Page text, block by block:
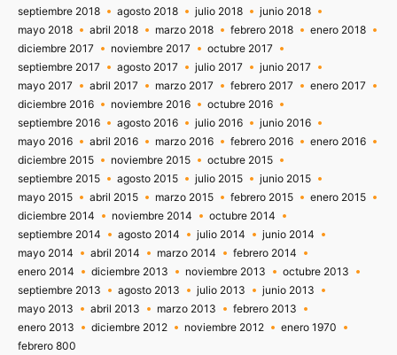
septiembre 2018
agosto 2018 julio 2018
junio 2018
mayo 2018
abril 2018 marzo 2018 febrero 2018
enero 2018
diciembre 2017
noviembre 2017
octubre 2017
septiembre 2017
agosto 2017 julio 2017
junio 2017
mayo 2017
abril 2017 marzo 2017 febrero 2017
enero 2017
diciembre 2016
noviembre 2016
octubre 2016
septiembre 2016
agosto 2016 julio 2016
junio 2016
mayo 2016
abril 2016 marzo 2016 febrero 2016
enero 2016
diciembre 2015
noviembre 2015
octubre 2015
septiembre 2015
agosto 2015 julio 2015
junio 2015
mayo 2015
abril 2015 marzo 2015 febrero 2015
enero 2015
diciembre 2014
noviembre 2014
octubre 2014
septiembre 2014
agosto 2014 julio 2014
junio 2014
mayo 2014
abril 2014 marzo 2014
febrero 2014
enero 2014
diciembre 2013 noviembre 2013
octubre 2013
septiembre 2013
agosto 2013 julio 2013
junio 2013
mayo 2013
abril 2013 marzo 2013
febrero 2013
enero 2013
diciembre 2012 noviembre 2012
enero 1970
febrero 800